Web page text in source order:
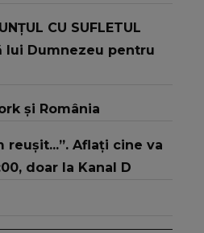
CU SUFLETUL
lui Dumnezeu pentru
și România
reușit...”. Aflați cine va
doar la Kanal D